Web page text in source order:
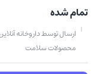
تمام شده
ارسال توسط داروخانه
محصولات سلامت